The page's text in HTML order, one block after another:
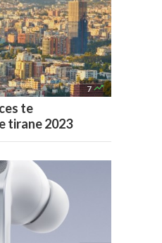
7 
te
tirane 2023